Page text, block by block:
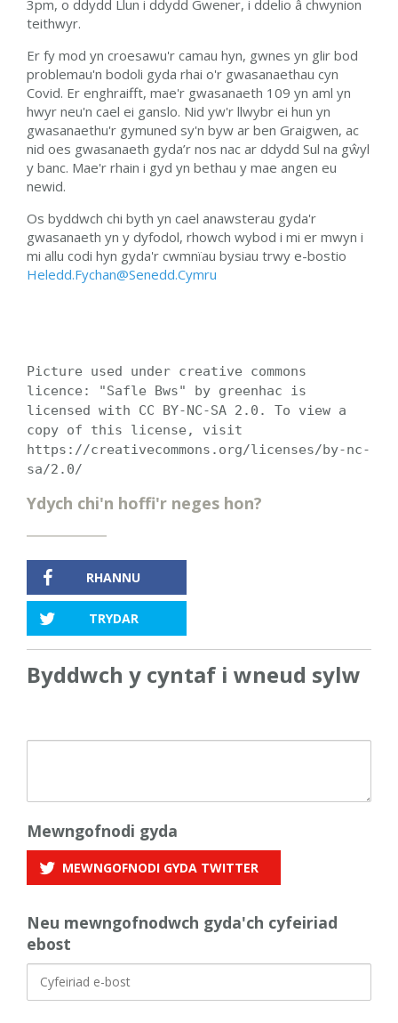
3pm, o ddydd Llun i ddydd Gwener, i ddelio â chwynion
teithwyr.
Er fy mod yn croesawu'r camau hyn, gwnes yn glir bod
problemau'n bodoli gyda rhai o'r gwasanaethau cyn
Covid. Er enghraifft, mae'r gwasanaeth 109 yn aml yn
hwyr neu'n cael ei ganslo. Nid yw'r llwybr ei hun yn
gwasanaethu'r gymuned sy'n byw ar ben Graigwen, ac
nid oes gwasanaeth gyda’r nos nac ar ddydd Sul na gŵyl
y banc. Mae'r rhain i gyd yn bethau y mae angen eu
newid.
Os byddwch chi byth yn cael anawsterau gyda'r
gwasanaeth yn y dyfodol, rhowch wybod i mi er mwyn i
mi allu codi hyn gyda'r cwmnïau bysiau trwy e-bostio
Heledd.Fychan@Senedd.Cymru
Picture used under creative commons
licence:
"Safle Bws" by greenhac is
licensed with CC BY-NC-SA 2.0. To view a
copy of this license, visit
https://creativecommons.org/licenses/by-nc-
sa/2.0/
Ydych chi'n hoffi'r neges hon?
RHANNU
TRYDAR
Byddwch y cyntaf i wneud sylw
Mewngofnodi gyda
MEWNGOFNODI GYDA TWITTER
Neu mewngofnodwch gyda'ch cyfeiriad
ebost